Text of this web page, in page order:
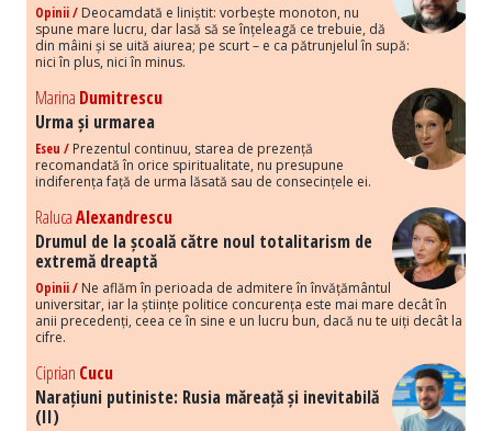
Opinii / Deocamdată e liniștit: vorbește monoton, nu
spune mare lucru, dar lasă să se înțeleagă ce trebuie, dă
din mâini și se uită aiurea; pe scurt – e ca pătrunjelul în supă:
nici în plus, nici în minus.
Marina Dumitrescu
Urma și urmarea
Eseu / Prezentul continuu, starea de prezență
recomandată în orice spiritualitate, nu presupune
indiferența față de urma lăsată sau de consecințele ei.
RalucaAlexandrescu
Drumul de la școală către noul totalitarism de
extremă dreaptă
Opinii / Ne aflăm în perioada de admitere în învățământul
universitar, iar la științe politice concurența este mai mare decât în
anii precedenți, ceea ce în sine e un lucru bun, dacă nu te uiți decât la
cifre.
Ciprian Cucu
Narațiuni putiniste: Rusia măreață și inevitabilă
(II)